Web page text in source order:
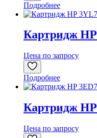
Подробнее
Картридж
Цена по запросу
Подробнее
Картридж
Цена по запросу